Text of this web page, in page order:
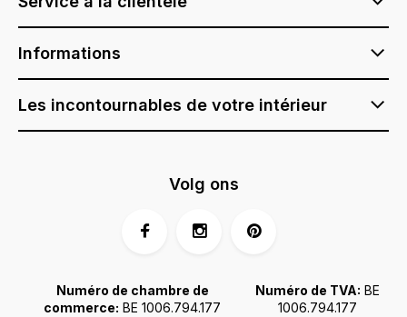
Informations
Les incontournables de votre intérieur
Numéro de chambre de
commerce: BE 1006.794.177
Numéro de TVA: BE
1006.794.177
Volg ons